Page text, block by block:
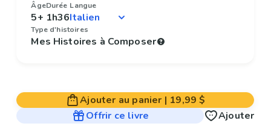
Âge
5+
Durée
1h36
Langue
Type d'histoires
Mes Histoires à Composer
Ajouter au panier | 19,99 $
Offrir ce livre
Ajouter